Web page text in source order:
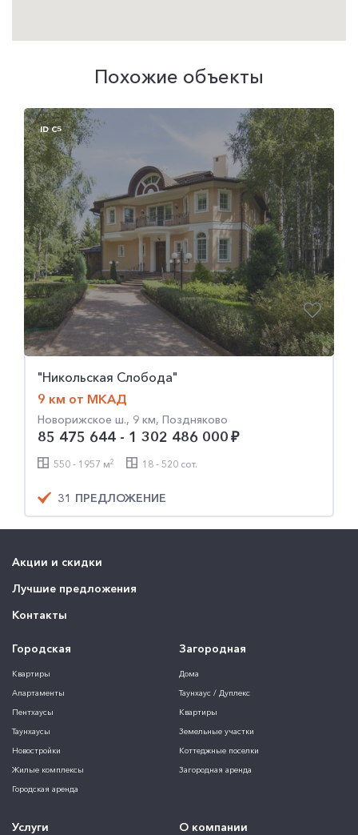
Похожие объекты
ID C5
"Никольская Слобода"
9 км от МКАД
Новорижское ш., 9 км, Поздняково
85 475 644 - 1 302 486 000
550 - 1957 м2 18 - 520 сот.
31 ПРЕДЛОЖЕНИЕ
Акции и скидки
Лучшие предложения
Контакты
Городская
Квартиры
Апартаменты
Пентхаусы
Таунхаусы
Новостройки
Жилые комплексы
Городская аренда
Загородная
Дома
Таунхаус / Дуплекс
Квартиры
Земельные участки
Коттеджные поселки
Загородная аренда
Услуги О компании